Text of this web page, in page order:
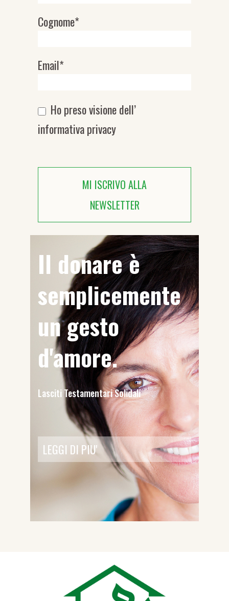
Cognome*
Email*
Ho preso visione dell’
informativa privacy
MI ISCRIVO ALLA
NEWSLETTER
Il donare è
semplicemente
un gesto
d'amore.
Lasciti Testamentari Solidali
LEGGI DI PIU'